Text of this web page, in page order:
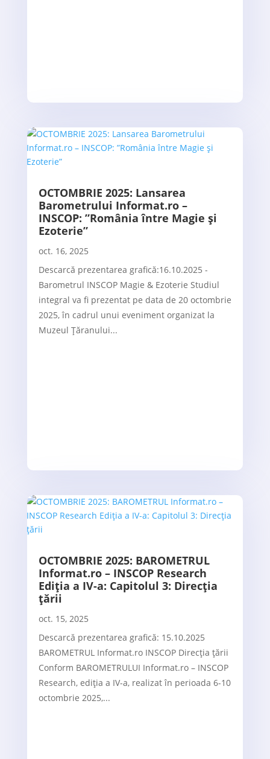
OCTOMBRIE 2025: Lansarea
Barometrului Informat.ro –
INSCOP: ”România între Magie și
Ezoterie”
oct. 16, 2025
Descarcă prezentarea grafică:16.10.2025 -
Barometrul INSCOP Magie & Ezoterie Studiul
integral va fi prezentat pe data de 20 octombrie
2025, în cadrul unui eveniment organizat la
Muzeul Țăranului...
OCTOMBRIE 2025: BAROMETRUL
Informat.ro – INSCOP Research
Ediția a IV-a: Capitolul 3: Direcția
țării
oct. 15, 2025
Descarcă prezentarea grafică: 15.10.2025
BAROMETRUL Informat.ro INSCOP Direcția țării
Conform BAROMETRULUI Informat.ro – INSCOP
Research, ediția a IV-a, realizat în perioada 6-10
octombrie 2025,...